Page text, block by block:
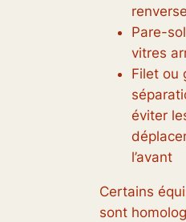
Pare-
vitres
Filet ou
éviter
l’avant
Certains
sont